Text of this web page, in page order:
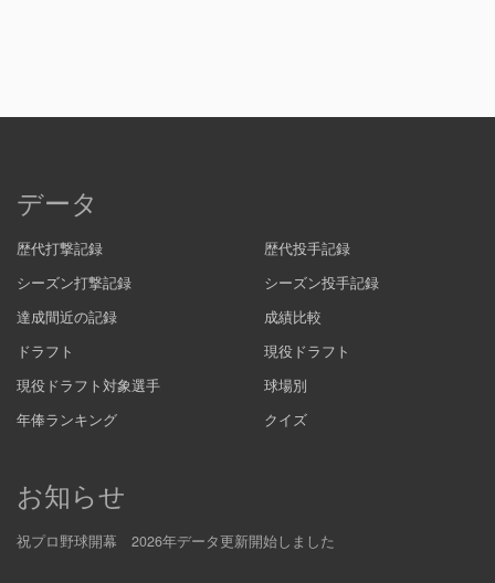
データ
歴代打撃記録
歴代投手記録
シーズン打撃記録
シーズン投手記録
達成間近の記録
成績比較
ドラフト
現役ドラフト
現役ドラフト対象選手
球場別
年俸ランキング
クイズ
お知らせ
祝プロ野球開幕 2026年データ更新開始しました